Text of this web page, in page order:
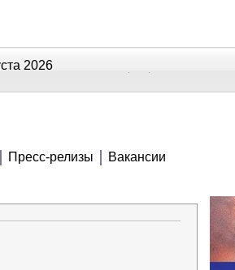
2026
Пресс-релизы Вакансии